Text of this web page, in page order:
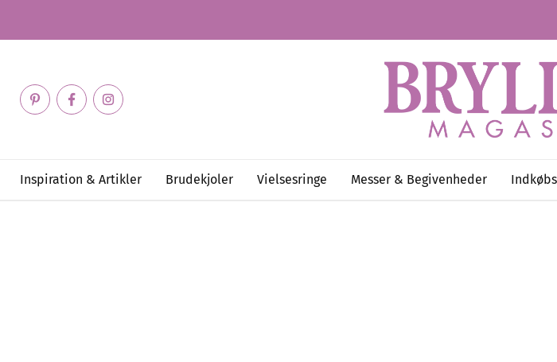
Inspiration & Artikler Brudekjoler Vielsesringe Messer & Begivenheder